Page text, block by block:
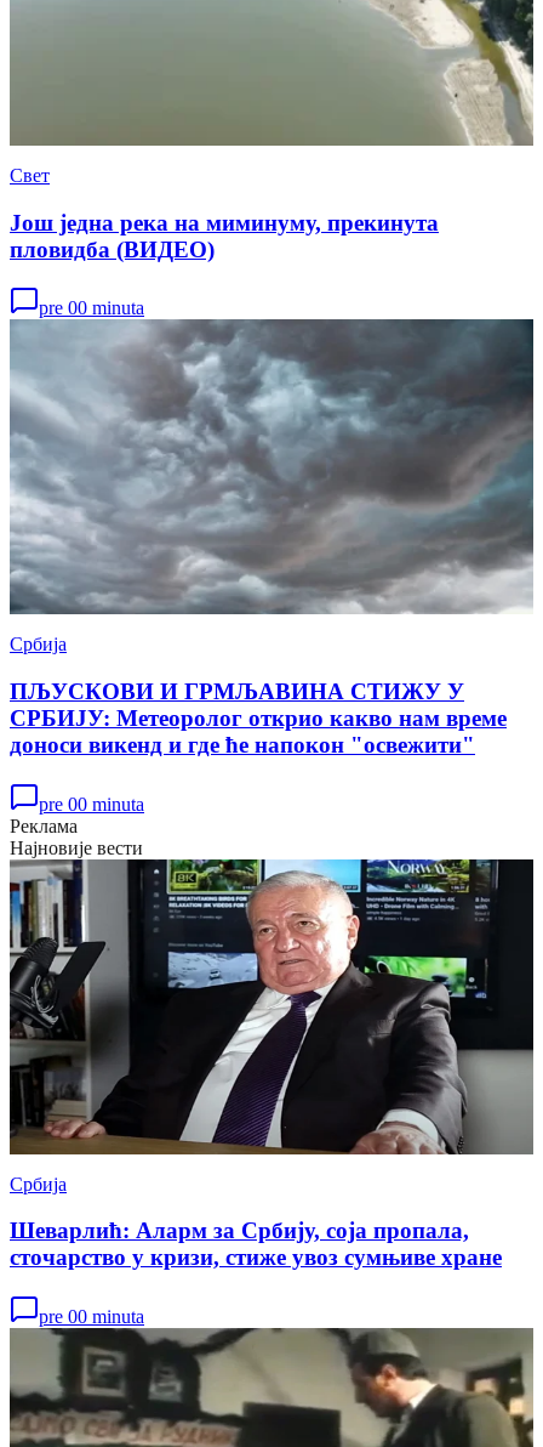
Свет
Још једна река на миминуму, прекинута
пловидба (ВИДЕО)
pre 00 minuta
Србија
ПЉУСКОВИ И ГРМЉАВИНА СТИЖУ У
СРБИЈУ: Метеоролог открио какво нам време
доноси викенд и где ће напокон "освежити"
pre 00 minuta
Реклама
Најновије вести
Србија
Шеварлић: Аларм за Србију, соја пропала,
сточарство у кризи, стиже увоз сумњиве хране
pre 00 minuta